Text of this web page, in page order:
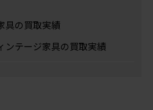
具の買取実績
ンテージ家具の買取実績